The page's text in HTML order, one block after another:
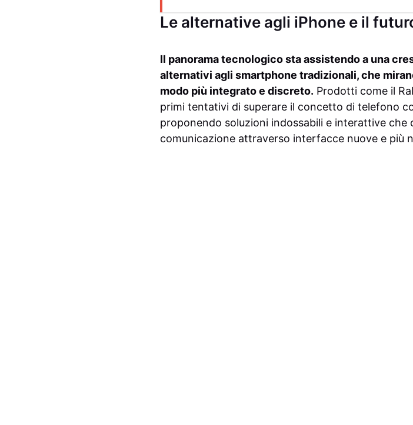
Le alternative agli iPhone e il
Il panorama tecnologico sta assistendo a una
alternativi agli smartphone tradizionali, che
modo più integrato e discreto. Prodotti come il
primi tentativi di superare il concetto di telefono
proponendo soluzioni indossabili e interattive
comunicazione attraverso interfacce nuove e più